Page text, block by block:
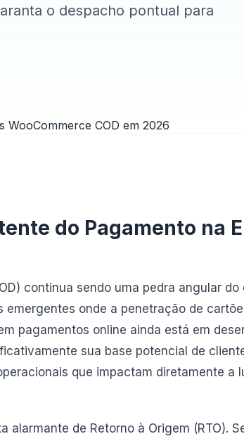
o despacho pontual para
do Pagamento na
continua sendo uma pedra angular
emergentes onde a penetração de
pagamentos online ainda está em
sua base potencial de
que impactam diretamente a
alarmante de Retorno à Origem (RTO).